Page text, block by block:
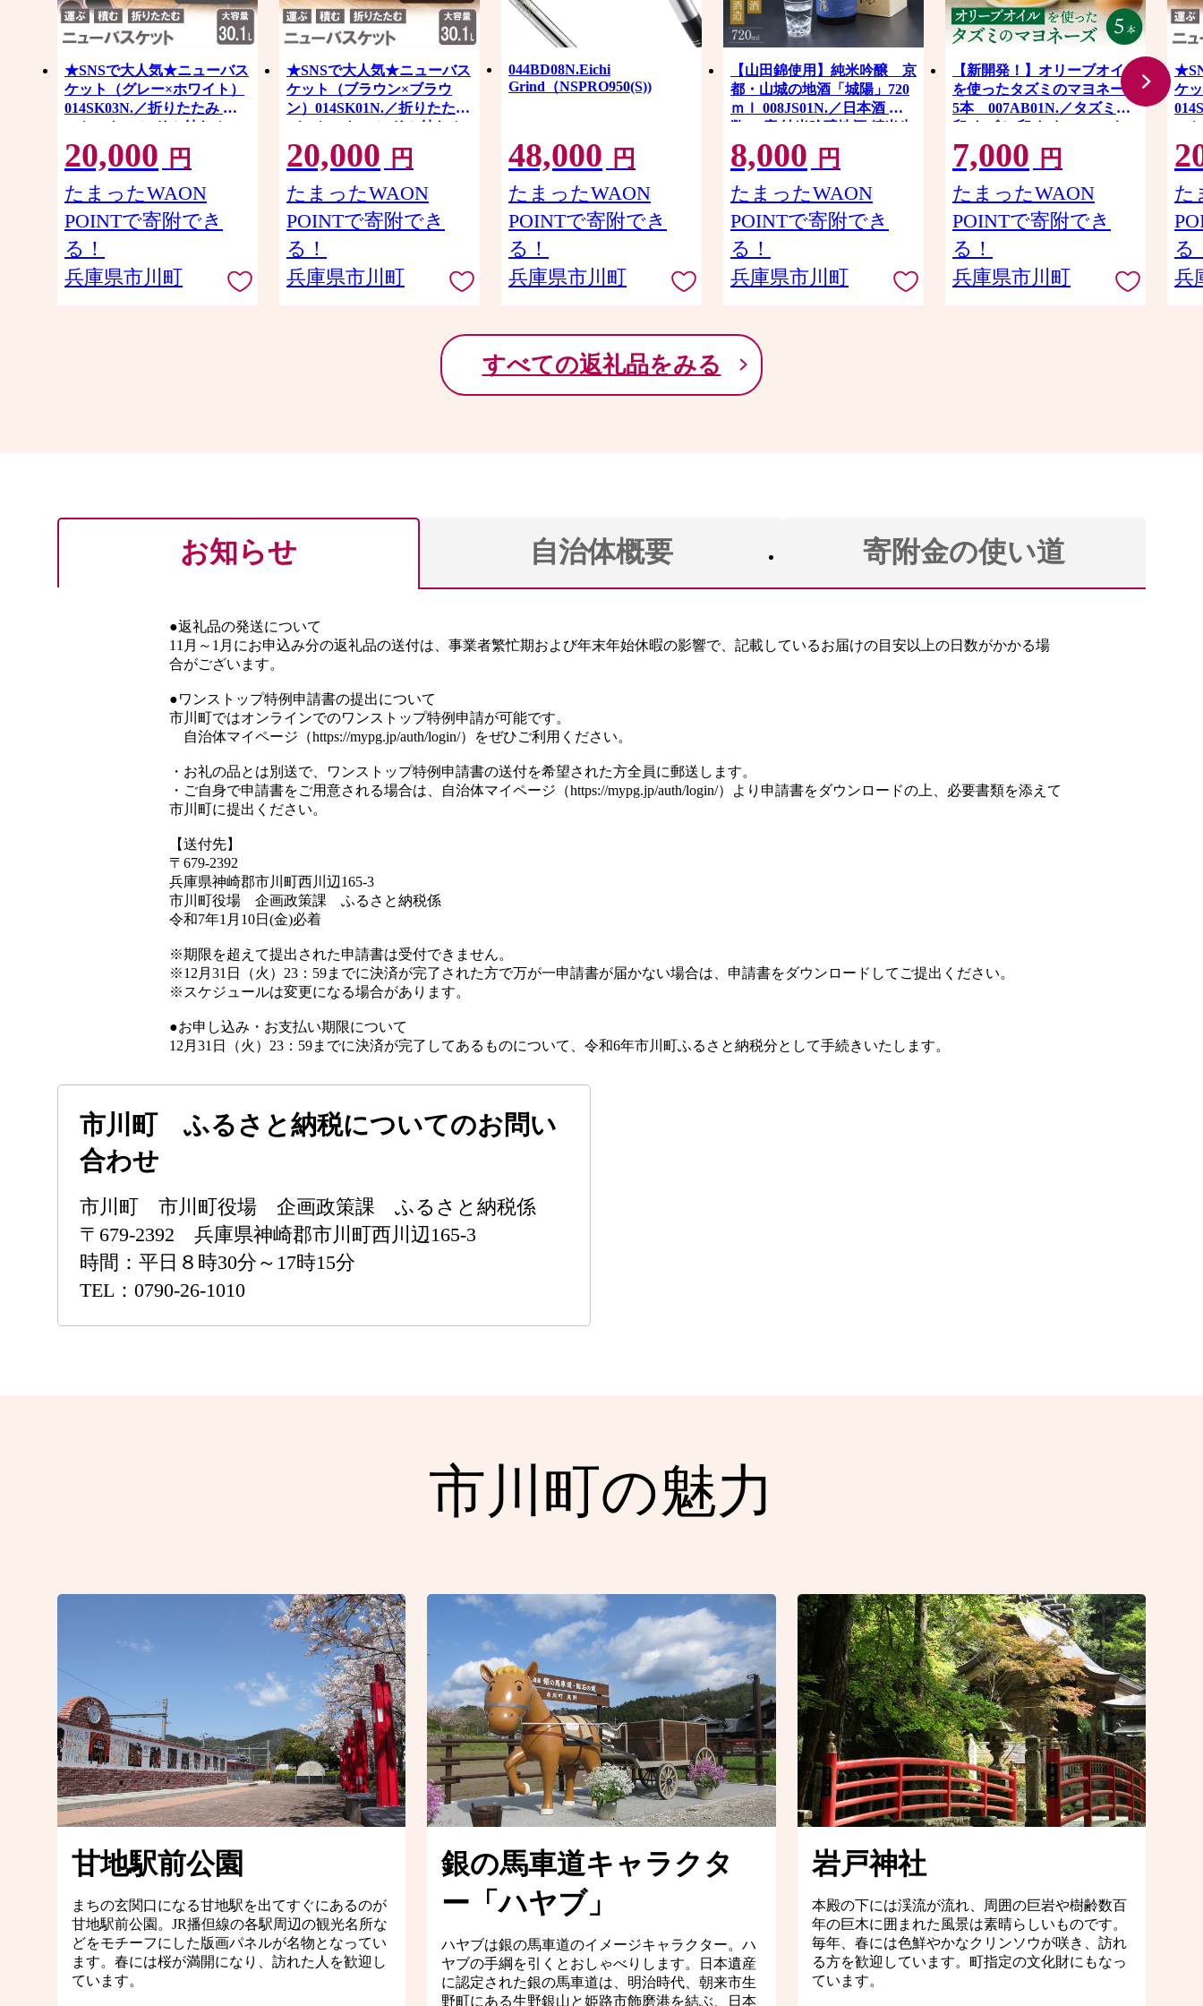
★SNSで大人気★ニューバス
ケット（グレー×ホワイト）
014SK03N.／折りたたみ バ
スケット ハンドル付き かご
収納 おしゃれ プラスチック
持ち手 アウトドア 小物収納
洗える 折りたためる 買い物
カゴ コンテナ ボックス コン
パクト 積み重ね 整理 スタッ
キング アウトドア DIY 工具
サンコー
20,000 円
たまったWAON
POINTで寄附でき
る！
兵庫県市川町
★SNSで大人気★ニューバス
ケット（ブラウン×ブラウ
ン）014SK01N.／折りたたみ
バスケット ハンドル付き か
ご 収納 おしゃれ プラスチッ
ク 持ち手 アウトドア 小物収
納 洗える 折りたためる 買い
物カゴ コンテナ ボックス コ
ンパクト 積み重ね 整理 スタ
ッキング アウトドア DIY 工
具 サンコー
20,000 円
たまったWAON
POINTで寄附でき
る！
兵庫県市川町
044BD08N.Eichi
Grind（NSPRO950(S))
48,000 円
たまったWAON
POINTで寄附でき
る！
兵庫県市川町
【山田錦使用】純米吟醸 京
都・山城の地酒「城陽」720
ｍｌ 008JS01N.／日本酒 度
数 15度 純米吟醸地酒 精米歩
合 55％ 山田錦 純米吟醸 やや
辛口 アルコール 酒
8,000 円
たまったWAON
POINTで寄附でき
る！
兵庫県市川町
【新開発！】オリーブオイル
を使ったタズミのマヨネーズ
5本 007AB01N.／タズミの
卵 タズミ 卵 たまご マヨネー
ズ 大容量 栄養満点 調味料 お
料理 安心 安全 健康 玉子 サ
ラダ ディップ ポテトサラダ
常温保存
7,000 円
たまったWAON
POINTで寄附でき
る！
兵庫県市川町
ケ
ス
収
持
洗
カ
パ
キ
サ
た
る
兵
すべての返礼品をみる
お知らせ
●返礼品の発送について
11月～1月にお申込み分の返礼品の送付は、事業者繁忙期および年末年始休暇の影響で、記載しているお届けの目安以上の日数がかかる場
合がございます。
●ワンストップ特例申請書の提出について
市川町ではオンラインでのワンストップ特例申請が可能です。
自治体マイページ（https://mypg.jp/auth/login/）をぜひご利用ください。
・お礼の品とは別送で、ワンストップ特例申請書の送付を希望された方全員に郵送します。
・ご自身で申請書をご用意される場合は、自治体マイページ（https://mypg.jp/auth/login/）より申請書をダウンロードの上、必要書類を添えて
市川町に提出ください。
【送付先】
〒679-2392
兵庫県神崎郡市川町西川辺165-3
市川町役場 企画政策課 ふるさと納税係
令和7年1月10日(金)必着
※期限を超えて提出された申請書は受付できません。
※12月31日（火）23：59までに決済が完了された方で万が一申請書が届かない場合は、申請書をダウンロードしてご提出ください。
※スケジュールは変更になる場合があります。
●お申し込み・お支払い期限について
12月31日（火）23：59までに決済が完了してあるものについて、令和6年市川町ふるさと納税分として手続きいたします。
自治体概要 寄附金の使い道
市川町 ふるさと納税についてのお問い
合わせ
市川町 市川町役場 企画政策課 ふるさと納税係
〒679-2392 兵庫県神崎郡市川町西川辺165-3
時間：平日８時30分～17時15分
TEL：0790-26-1010
市川町の魅力
甘地駅前公園
まちの玄関口になる甘地駅を出てすぐにあるのが
甘地駅前公園。JR播但線の各駅周辺の観光名所な
どをモチーフにした版画パネルが名物となってい
ます。春には桜が満開になり、訪れた人を歓迎し
ています。
銀の馬車道キャラクタ
ー「ハヤブ」
ハヤブは銀の馬車道のイメージキャラクター。ハ
ヤブの手綱を引くとおしゃべりします。日本遺産
に認定された銀の馬車道は、明治時代、朝来市生
野町にある生野銀山と姫路市飾磨港を結ぶ、日本
岩戸神社
本殿の下には渓流が流れ、周囲の巨岩や樹齢数百
年の巨木に囲まれた風景は素晴らしいものです。
毎年、春には色鮮やかなクリンソウが咲き、訪れ
る方を歓迎しています。町指定の文化財にもなっ
ています。